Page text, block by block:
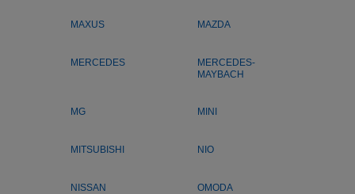
MAXUS MAZDA
MERCEDES
MERCEDES-
MAYBACH
MG MINI
MITSUBISHI NIO
NISSAN OMODA